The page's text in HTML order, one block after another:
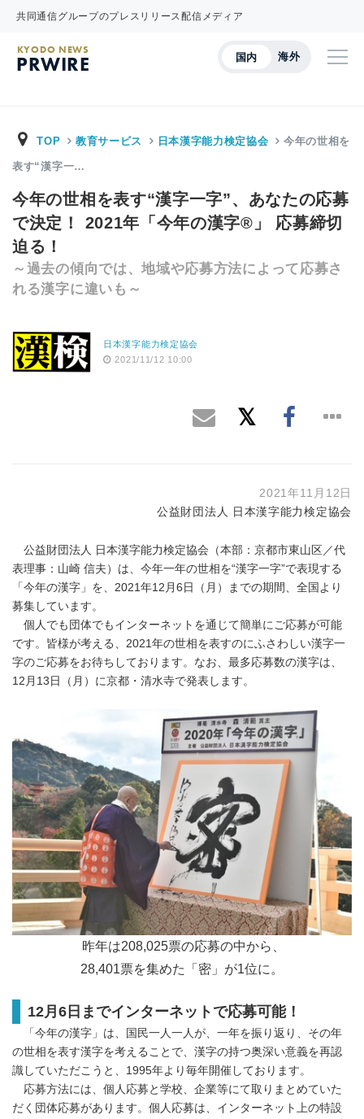
共同通信グループのプレスリリース配信メディア
国内 海外
KYODO NEWS
PRWIRE
TOP 教育サービス 日本漢字能力検定協会 今年の世相を
表す“漢字一…
今年の世相を表す“漢字一字”、あなたの応募
で決定！ 2021年「今年の漢字®」 応募締切
迫る！
～過去の傾向では、地域や応募方法によって応募さ
れる漢字に違いも～
日本漢字能力検定協会
2021/11/12 10:00
2021年11月12日
公益財団法人 日本漢字能力検定協会
公益財団法人 日本漢字能力検定協会（本部：京都市東山区／代
表理事：山崎 信夫）は、今年一年の世相を“漢字一字”で表現する
「今年の漢字」を、2021年12月6日（月）までの期間、全国より
募集しています。
個人でも団体でもインターネットを通じて簡単にご応募が可能
です。皆様が考える、2021年の世相を表すのにふさわしい漢字一
字のご応募をお待ちしております。なお、最多応募数の漢字は、
12月13日（月）に京都・清水寺で発表します。
昨年は208,025票の応募の中から、
28,401票を集めた「密」が1位に。
12月6日までインターネットで応募可能！
「今年の漢字」は、国民一人一人が、一年を振り返り、その年
の世相を表す漢字を考えることで、漢字の持つ奥深い意義を再認
識していただこうと、1995年より毎年開催しております。
応募方法には、個人応募と学校、企業等にて取りまとめていた
だく団体応募があります。個人応募は、インターネット上の特設